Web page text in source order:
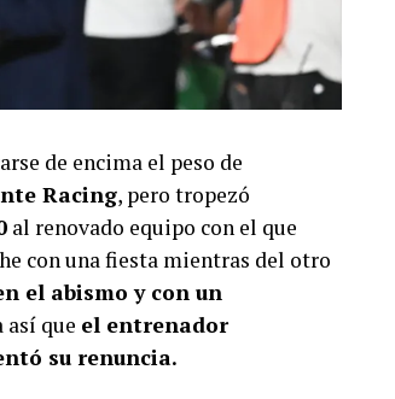
de encima el peso de
Racing, pero tropezó
al renovado equipo con el que
con una fiesta mientras del otro
el abismo y con un
así que el entrenador
su renuncia.